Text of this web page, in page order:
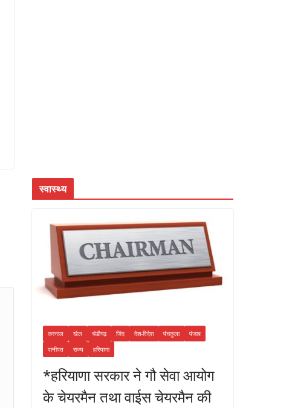
स्वास्थ्य
करनाल खेल चंडीगढ़ जिंद देश-विदेश पंचकुला
पंजाब
पानीपत
राज्य हरियाणा
*हरियाणा सरकार ने गौ सेवा आयोग
के चेयरमैन तथा वाईस चेयरमैन की